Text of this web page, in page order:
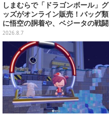
しまむらで「ドラゴンボール」グ
ッズがオンライン販売！バッグ類
に悟空の胴着や、ベジータの戦闘
服を大胆デザイン
2026.8.7